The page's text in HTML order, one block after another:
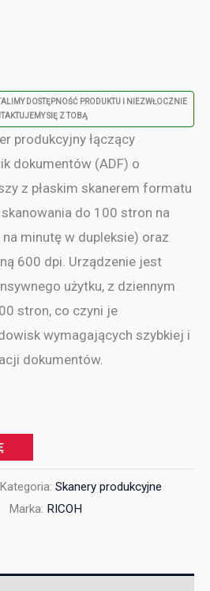
DOSTĘPNOŚĆ PRODUKTU I NIEZWŁOCZNIE
SIĘ Z TOBĄ
produkcyjny łączący
dokumentów (ADF) o
z płaskim skanerem formatu
do 100 stron na
minutę w dupleksie) oraz
600 dpi. Urządzenie jest
użytku, z dziennym
stron, co czyni je
wymagających szybkiej i
dokumentów.
Kategoria: Skanery produkcyjne
Marka: RICOH